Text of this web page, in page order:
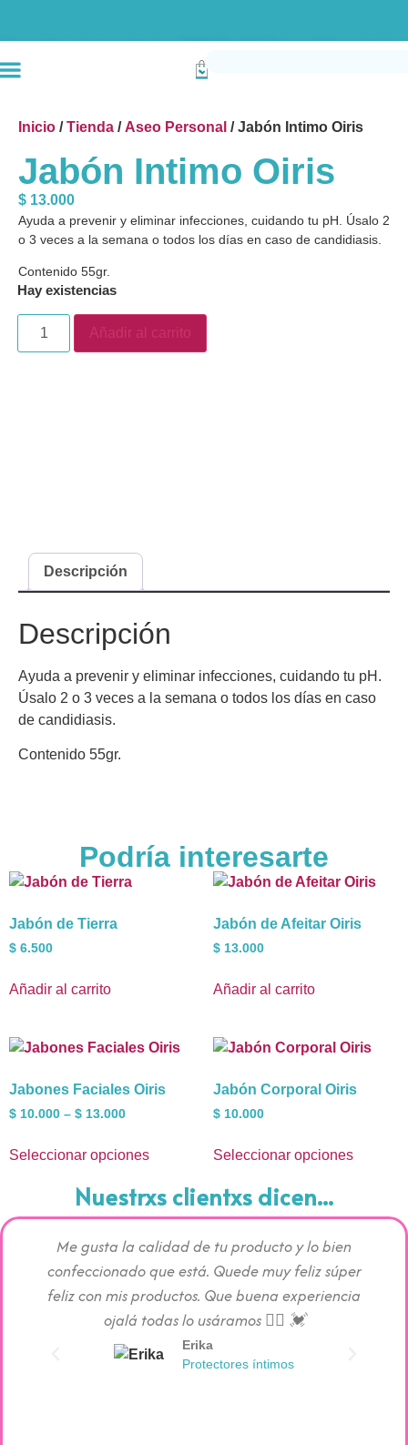
Inicio /Tienda / Aseo Personal / Jabón Intimo Oiris
Jabón Intimo Oiris
$ 13.000
Ayuda a prevenir y eliminar infecciones, cuidando tu pH. Úsalo 2
o 3 veces a la semana o todos los días en caso de candidiasis.
Contenido 55gr.
Hay existencias
Añadir al carrito
Descripción
Descripción
Ayuda a prevenir y eliminar infecciones, cuidando tu pH.
Úsalo 2 o 3 veces a la semana o todos los días en caso
de candidiasis.
Contenido 55gr.
Podría interesarte
Jabón de Tierra
$ 6.500
Añadir al carrito
Jabón de Afeitar Oiris
$ 13.000
Añadir al carrito
Jabones Faciales Oiris
$ 10.000 – $ 13.000
Seleccionar opciones
Jabón Corporal Oiris
$ 10.000
Seleccionar opciones
Nuestrxs clientxs dicen...
Me gusta la calidad de tu producto y lo bien
confeccionado que está. Quede muy feliz súper
feliz con mis productos. Que buena experiencia
ojalá todas lo usáramos 👯‍♀️ 💓
Erika
Protectores íntimos